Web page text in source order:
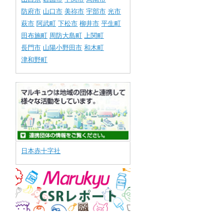
防府市 山口市 美祢市 宇部市 光市
萩市 阿武町 下松市 柳井市 平生町
田布施町 周防大島町 上関町
長門市 山陽小野田市 和木町
津和野町
日本赤十字社